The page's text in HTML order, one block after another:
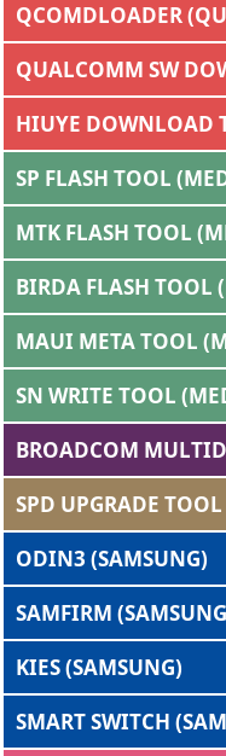
QCOMDLOADER
QUALCOMM SW
HIUYE DOWNLOAD
SP FLASH TOOL
MTK FLASH TOOL
BIRDA FLASH TOOL
MAUI META TOOL
SN WRITE TOOL
BROADCOM
SPD UPGRADE
ODIN3 (SAMSUNG)
SAMFIRM
KIES (SAMSUNG)
SMART SWITCH